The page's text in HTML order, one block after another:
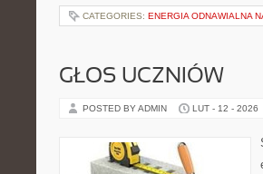
CATEGORIES: ENERGIA ODNAWIALNA
GŁOS UCZNIÓW
POSTED BY ADMIN LUT - 12 - 2026